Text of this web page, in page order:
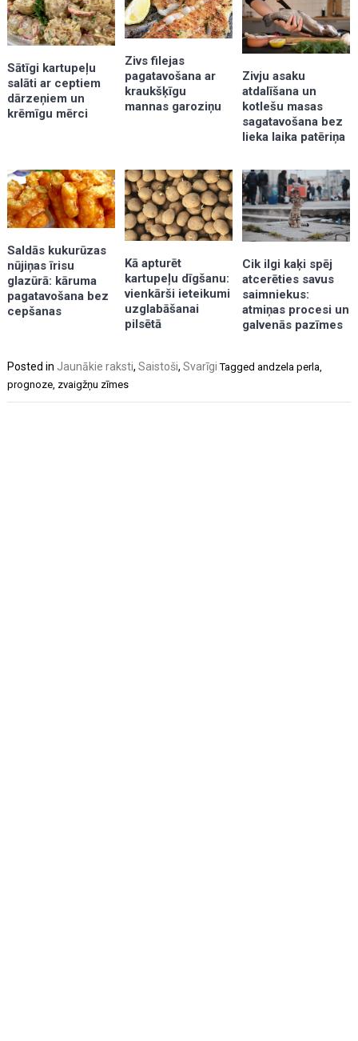
Sātīgi kartupeļu
salāti ar ceptiem
dārzeņiem un
krēmīgu mērci
Zivs filejas
pagatavošana ar
kraukšķīgu
mannas garoziņu
Zivju asaku
atdalīšana un
kotlešu masas
sagatavošana bez
lieka laika patēriņa
Saldās kukurūzas
nūjiņas īrisu
glazūrā: kāruma
pagatavošana bez
cepšanas
Kā apturēt
kartupeļu dīgšanu:
vienkārši ieteikumi
uzglabāšanai
pilsētā
Cik ilgi kaķi spēj
atcerēties savus
saimniekus:
atmiņas procesi un
galvenās pazīmes
Posted in Jaunākie raksti,Saistoši,Svarīgi Taggedandzela perla
prognoze zvaigžņu zīmes